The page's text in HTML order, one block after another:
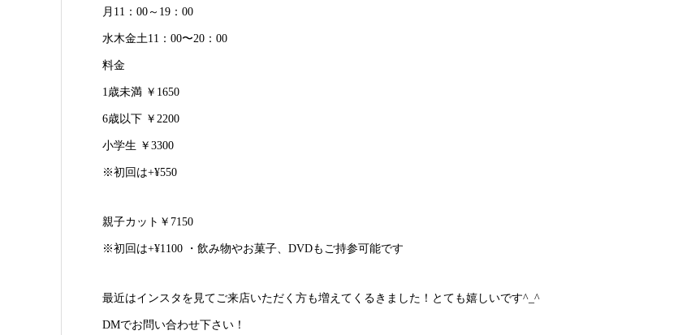
月11：00～19：00
水木金土11：00〜20：00
料金
1歳未満 ￥1650
6歳以下 ￥2200
小学生 ￥3300
※初回は+¥550
親子カット￥7150
※初回は+¥1100 ・飲み物やお菓子、DVDもご持参可能です
最近はインスタを見てご来店いただく方も増えてくるきました！とても嬉しいです^_^
DMでお問い合わせ下さい！